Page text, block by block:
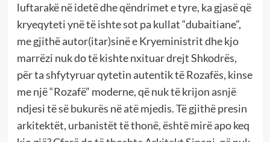
luftarakë në idetë dhe qëndrimet e tyre, ka gjasë që
kryeqyteti ynë të ishte sot pa kullat “dubaitiane”,
me gjithë autor(itar)sinë e Kryeministrit dhe kjo
marrëzi nuk do të kishte nxituar drejt Shkodrës,
për ta shfytyruar qytetin autentik të Rozafës, kinse
me një “Rozafë” moderne, që nuk të krijon asnjë
ndjesi të së bukurës në atë mjedis. Të gjithë presin
arkitektët, urbanistët të thonë, është mirë apo keq